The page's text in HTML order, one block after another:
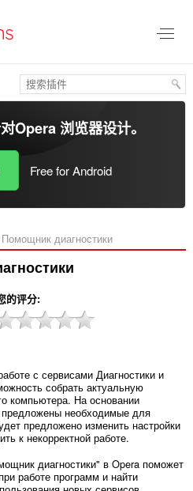
Opera 浏览器设计。
Free for Android
Помощник диагностики‎
的评分
с сервисами Диагностики и
собрать актуальную
компьютера. На основании
необходимые для
предложено изменить настройки
к некорректной работе.
диагностики" в Opera поможет
работе программ и найти